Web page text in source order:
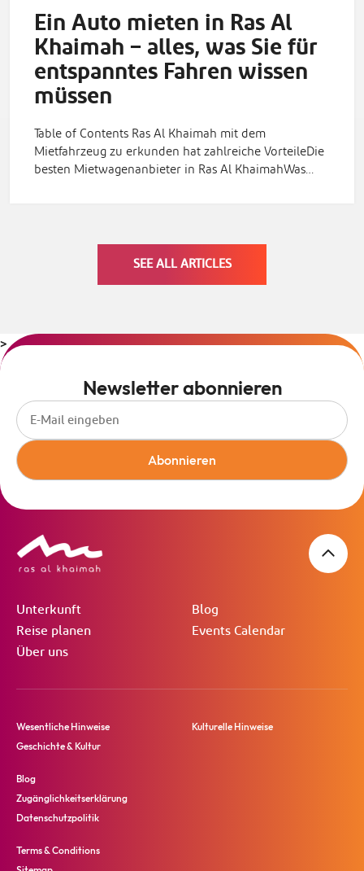
Ein Auto mieten in Ras Al
Khaimah – alles, was Sie für
entspanntes Fahren wissen
müssen
Table of Contents Ras Al Khaimah mit dem
Mietfahrzeug zu erkunden hat zahlreiche VorteileDie
besten Mietwagenanbieter in Ras Al KhaimahWas…
SEE ALL ARTICLES
>
Newsletter abonnieren
Abonnieren
Unterkunft
Reise planen
Über uns
Blog
Events Calendar
Wesentliche Hinweise
Geschichte & Kultur
Kulturelle Hinweise
Blog
Zugänglichkeitserklärung
Datenschutzpolitik
Terms & Conditions